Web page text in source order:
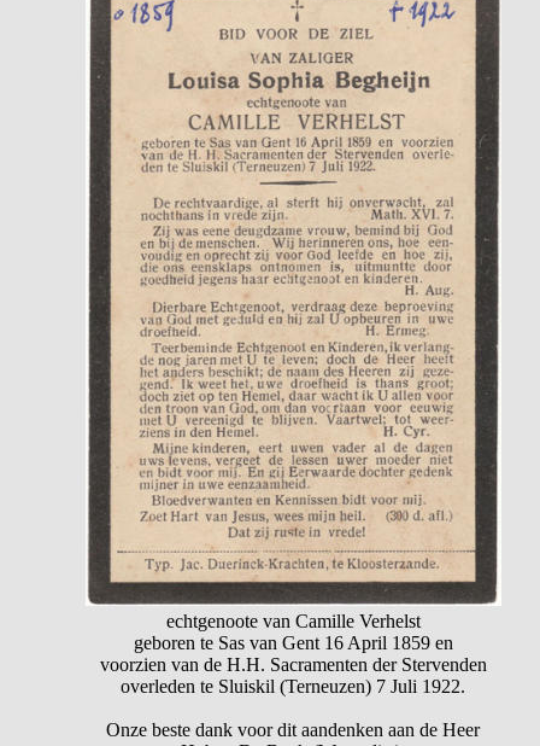
echtgenoote van Camille Verhelst
geboren te Sas van Gent 16 April 1859 en
voorzien van de H.H. Sacramenten der Stervenden
overleden te Sluiskil (Terneuzen) 7 Juli 1922.
Onze beste dank voor dit aandenken aan de Heer